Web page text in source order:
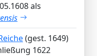
als
(gest. 1649)
1622